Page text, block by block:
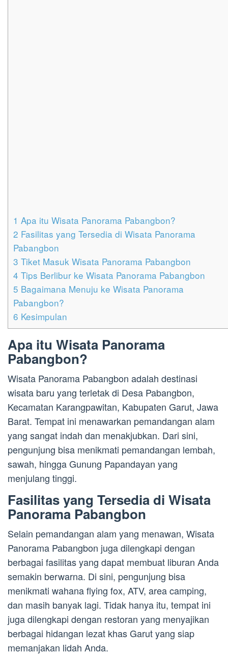
1 Apa itu Wisata Panorama Pabangbon?
2 Fasilitas yang Tersedia di Wisata Panorama
Pabangbon
3 Tiket Masuk Wisata Panorama Pabangbon
4 Tips Berlibur ke Wisata Panorama Pabangbon
5 Bagaimana Menuju ke Wisata Panorama
Pabangbon?
6 Kesimpulan
Apa itu Wisata Panorama
Pabangbon?
Wisata Panorama Pabangbon adalah destinasi
wisata baru yang terletak di Desa Pabangbon,
Kecamatan Karangpawitan, Kabupaten Garut, Jawa
Barat. Tempat ini menawarkan pemandangan alam
yang sangat indah dan menakjubkan. Dari sini,
pengunjung bisa menikmati pemandangan lembah,
sawah, hingga Gunung Papandayan yang
menjulang tinggi.
Fasilitas yang Tersedia di Wisata
Panorama Pabangbon
Selain pemandangan alam yang menawan, Wisata
Panorama Pabangbon juga dilengkapi dengan
berbagai fasilitas yang dapat membuat liburan Anda
semakin berwarna. Di sini, pengunjung bisa
menikmati wahana flying fox, ATV, area camping,
dan masih banyak lagi. Tidak hanya itu, tempat ini
juga dilengkapi dengan restoran yang menyajikan
berbagai hidangan lezat khas Garut yang siap
memanjakan lidah Anda.